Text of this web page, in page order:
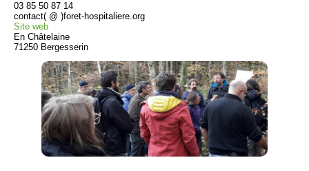
03 85 50 87 14
contact( @ )foret-hospitaliere.org
Site web
En Châtelaine
71250 Bergesserin